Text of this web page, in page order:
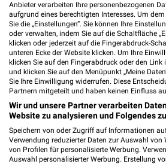
rehamed GmbH, Haus der
Feuerbach
Stuttgarter Straße 33
70469 Stuttgart-Feuerbach
Heute geschlossen
509,21 km
Godl Hörakustik
Stuttgarter Straße 105
70469 Stuttgart-Feuerbach
Anbieter verarbeiten Ihre personenbezogenen
aufgrund eines berechtigten Interesses. Um
Sie die „Einstellungen“. Sie können Ihre
oder verwalten, indem Sie auf die Schaltfläche
klicken oder jederzeit auf die Fingerabdruck-
unteren Ecke der Website klicken. Um Ihre
klicken Sie auf den Fingerabdruck oder den Link
und klicken Sie auf den Menüpunkt „Meine
Sie Ihre Einwilligung widerrufen. Diese
Partnern mitgeteilt und haben keinen Einfluss
Wir und unsere Partner verarbeiten
Website zu analysieren und Folgendes
Speichern von oder Zugriff auf Informationen
Verwendung reduzierter Daten zur Auswahl von
von Profilen für personalisierte Werbung.
Auswahl personalisierter Werbung. Erstellung